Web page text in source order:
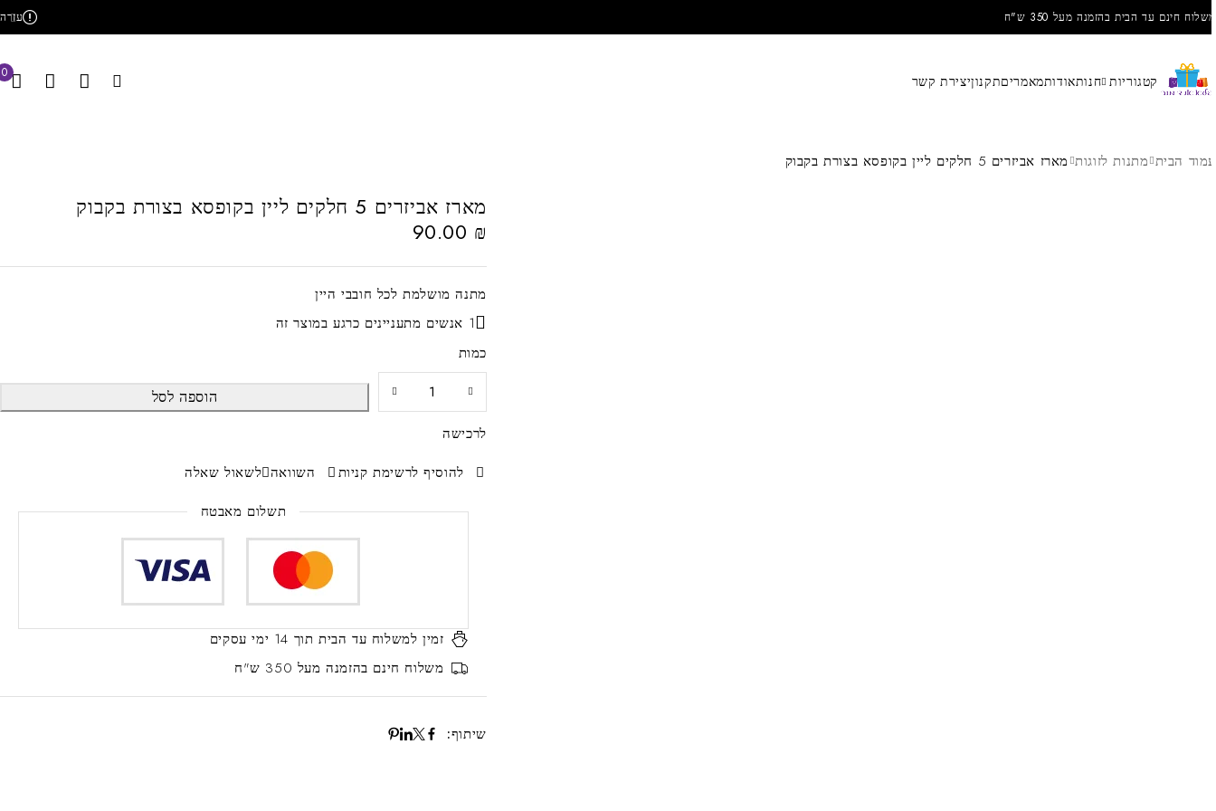
חינם עד הבית בהזמנה מעל 350 ש"ח עזרה
קטגוריות חנותאודותמאמריםתקנוןיצירת קשר 0
הבית מתנות לזוגות מארז אביזרים 5 חלקים ליין בקופסא בצורת בקבוק
מארז אביזרים 5 חלקים ליין בקופסא בצורת בקבוק
90.00₪
מתנה מושלמת לכל חובבי היין
1 אנשים מתעניינים כרגע במוצר זה
כמות
הוספה לסל
לרכישה
להוסיף לרשימת קניות
השוואה לשאול שאלה
תשלום מאבטח
זמין למשלוח עד הביתתוך 14 ימי עסקים
משלוח חינםבהזמנה מעל 350 ש"ח
שיתוף: